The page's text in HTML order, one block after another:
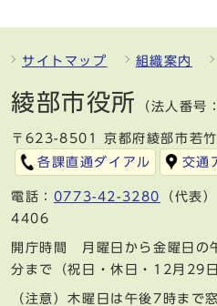
サイトマップ 組織案内
綾部市役所 （法人番
〒623-8501 京都府綾部市若竹
各課直通ダイアル
交通
電話： 0773-42-3280
（代表
4406
開庁時間 月曜日から金曜日
分まで（祝日・休日・12月29
（注意）木曜日は午後7時まで